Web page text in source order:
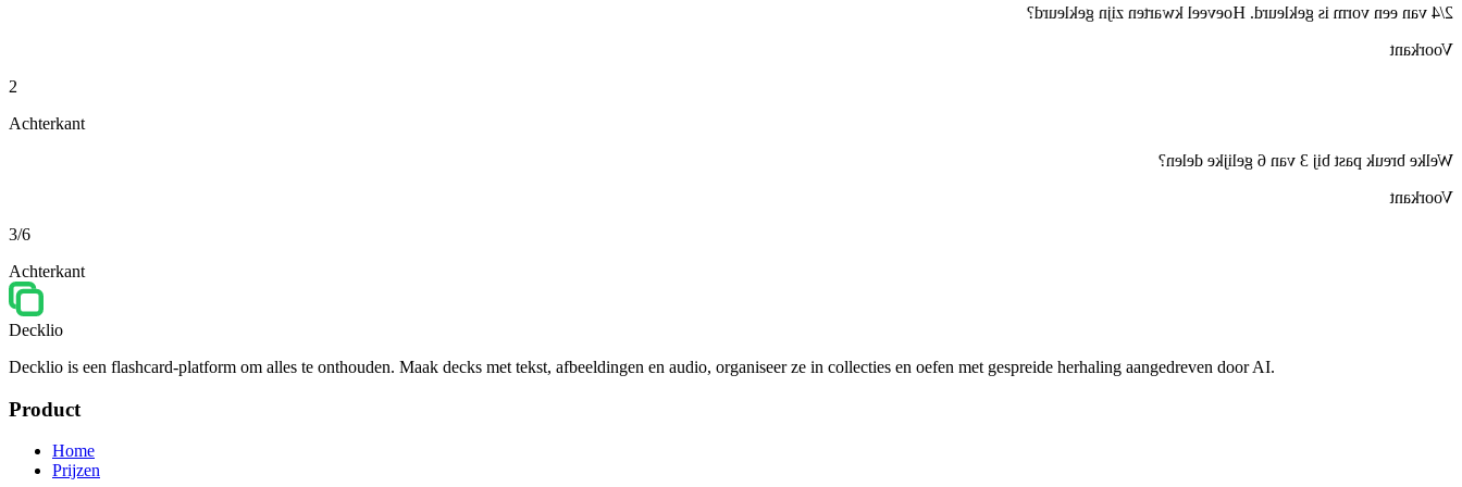
2/4 van een vorm is gekleurd. Hoeveel kwarten zijn gekleurd?
Voorkant
2
Achterkant
Welke breuk past bij 3 van 6 gelijke delen?
Voorkant
3/6
Achterkant
Decklio
Decklio is een flashcard-platform om alles te onthouden. Maak decks met tekst, afbeeldingen en audio, organiseer ze in collecties en oefen met gespreide herhaling aangedreven door AI.
Product
Home
Prijzen